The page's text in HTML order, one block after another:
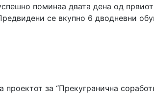
поминаа двата дена од
се вкупно 6 дводневни
проектот за “Прекугранична